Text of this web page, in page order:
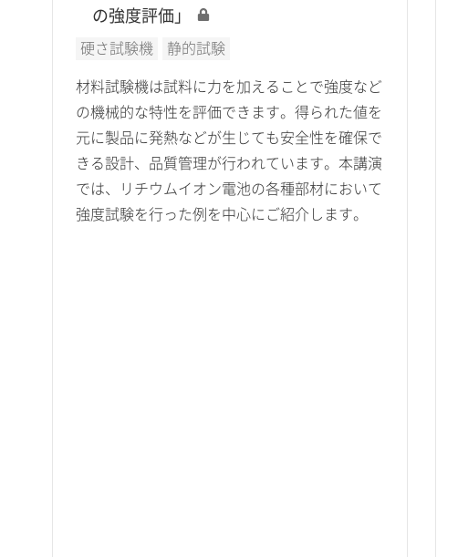
の強度評価」
硬さ試験機 静的試験
材料試験機は試料に力を加えることで強度など
の機械的な特性を評価できます。得られた値を
元に製品に発熱などが生じても安全性を確保で
きる設計、品質管理が行われています。本講演
では、リチウムイオン電池の各種部材において
強度試験を行った例を中心にご紹介します。